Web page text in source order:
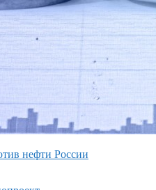
нефти России